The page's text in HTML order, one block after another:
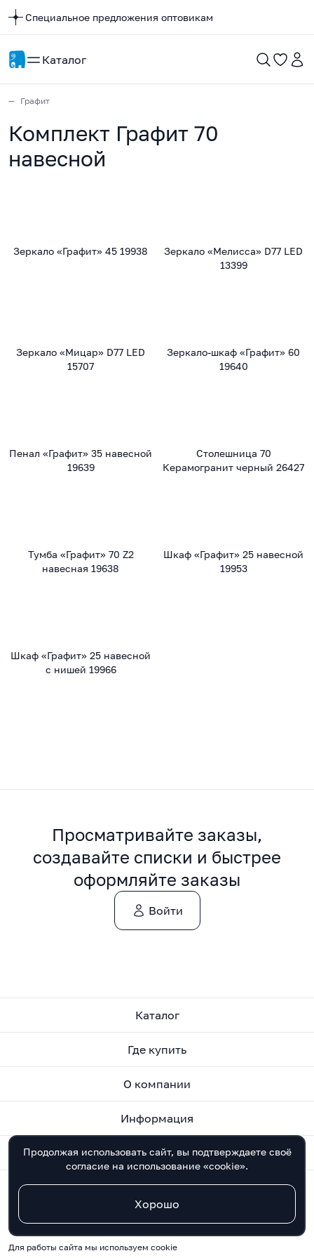
Специальное предложения оптовикам
Каталог
Графит
Комплект Графит 70
навесной
Зеркало «Графит» 45 19938
Зеркало «Мелисса» D77 LED
13399
Зеркало «Мицар» D77 LED
15707
Зеркало-шкаф «Графит» 60
19640
Пенал «Графит» 35 навесной
19639
Столешница 70
Керамогранит черный 26427
Тумба «Графит» 70 Z2
навесная 19638
Шкаф «Графит» 25 навесной
19953
Шкаф «Графит» 25 навесной
с нишей 19966
Просматривайте заказы,
создавайте списки и быстрее
оформляйте заказы
Войти
Каталог
Где купить
О компании
Информация
Контакты
©
Для работы сайта мы используем cookie
Продолжая использовать сайт, вы подтверждаете своё
согласие на использование «cookie».
Хорошо